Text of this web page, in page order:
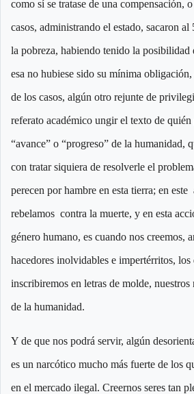
como sí se tratase de una compensación,
casos, administrando el estado, sacaron
la pobreza, habiendo tenido la posibilidad
esa no hubiese sido su mínima
de los casos, algún otro rejunte de
referato académico ungir el texto de
“avance” o “progreso” de la humanidad,
con tratar siquiera de resolverle el
perecen por hambre en esta tierra; en
rebelamos contra la muerte, y en esta
género humano, es cuando nos creemos,
hacedores inolvidables e impertérritos, los
inscribiremos en letras de molde, nuestros
de la humanidad.
Y de que nos podrá servir, algún
es un narcótico mucho más fuerte de los
en el mercado ilegal. Creernos seres tan